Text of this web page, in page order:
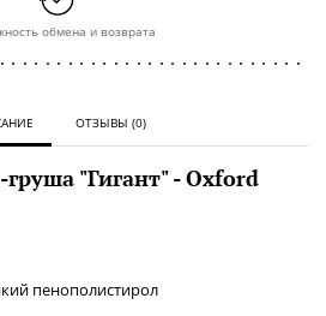
обмена и возврата
ОТЗЫВЫ (0)
"Гигант" - Oxford
пенополистирол